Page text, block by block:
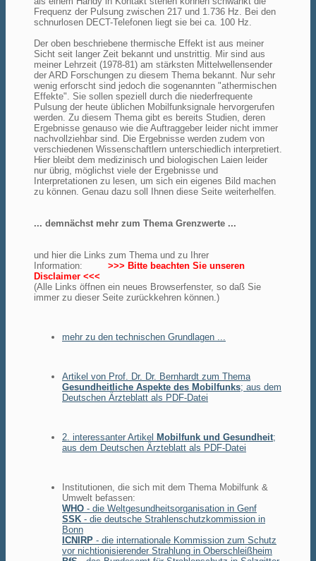
Frequenz der Pulsung zwischen 217 und 1.736 Hz. Bei den
schnurlosen DECT-Telefonen liegt sie bei ca. 100 Hz.
Der oben beschriebene thermische Effekt ist aus meiner
Sicht seit langer Zeit bekannt und unstrittig. Mir sind aus
meiner Lehrzeit (1978-81) am stärksten Mittelwellensender
der ARD Forschungen zu diesem Thema bekannt. Nur sehr
wenig erforscht sind jedoch die sogenannten "athermischen
Effekte". Sie sollen speziell durch die niederfrequente
Pulsung der heute üblichen Mobilfunksignale hervorgerufen
werden. Zu diesem Thema gibt es bereits Studien, deren
Ergebnisse genauso wie die Auftraggeber leider nicht immer
nachvollziehbar sind. Die Ergebnisse werden zudem von
verschiedenen Wissenschaftlern unterschiedlich interpretiert.
Hier bleibt dem medizinisch und biologischen Laien leider
nur übrig, möglichst viele der Ergebnisse und
Interpretationen zu lesen, um sich ein eigenes Bild machen
zu können. Genau dazu soll Ihnen diese Seite weiterhelfen.
... demnächst mehr zum Thema Grenzwerte ...
und hier die Links zum Thema und zu Ihrer
Information: >>> Bitte beachten Sie unseren
Disclaimer <<<
(Alle Links öffnen ein neues Browserfenster, so daß Sie
immer zu dieser Seite zurückkehren können.)
mehr zu den technischen Grundlagen ...
Artikel von Prof. Dr. Dr. Bernhardt zum Thema
Gesundheitliche Aspekte des Mobilfunks; aus dem
Deutschen Ärzteblatt als PDF-Datei
2. interessanter Artikel Mobilfunk und Gesundheit;
aus dem Deutschen Ärzteblatt als PDF-Datei
Institutionen, die sich mit dem Thema Mobilfunk &
Umwelt befassen:
WHO - die Weltgesundheitsorganisation in Genf
SSK - die deutsche Strahlenschutzkommission in
Bonn
ICNIRP - die internationale Kommission zum Schutz
vor nichtionisierender Strahlung in Oberschleißheim